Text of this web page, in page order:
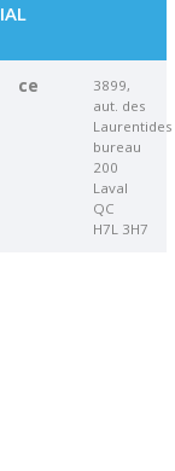
ce
3899,
aut. des
Laurentides
bureau
200
Laval
QC
H7L 3H7